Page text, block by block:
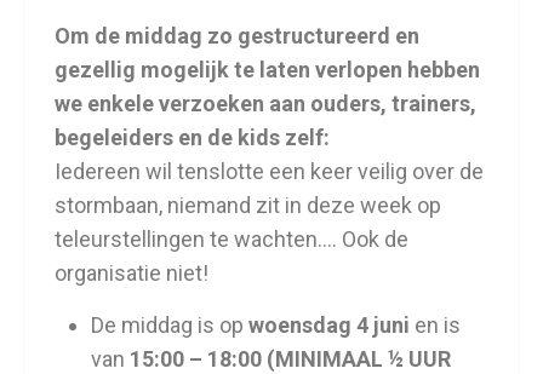
Om de middag zo gestructureerd en
gezellig mogelijk te laten verlopen hebben
we enkele verzoeken aan ouders, trainers,
begeleiders en de kids zelf:
Iedereen wil tenslotte een keer veilig over de
stormbaan, niemand zit in deze week op
teleurstellingen te wachten…. Ook de
organisatie niet!
De middag is op woensdag 4 juni en is
van 15:00 – 18:00 (MINIMAAL ½ UUR